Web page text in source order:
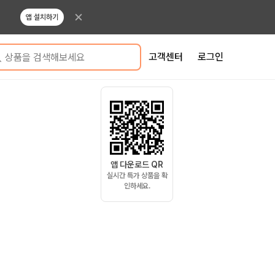
앱 설치하기
상품을 검색해보세요 고객센터 로그인
앱 다운로드 QR
실시간 특가 상품을 확
인하세요.